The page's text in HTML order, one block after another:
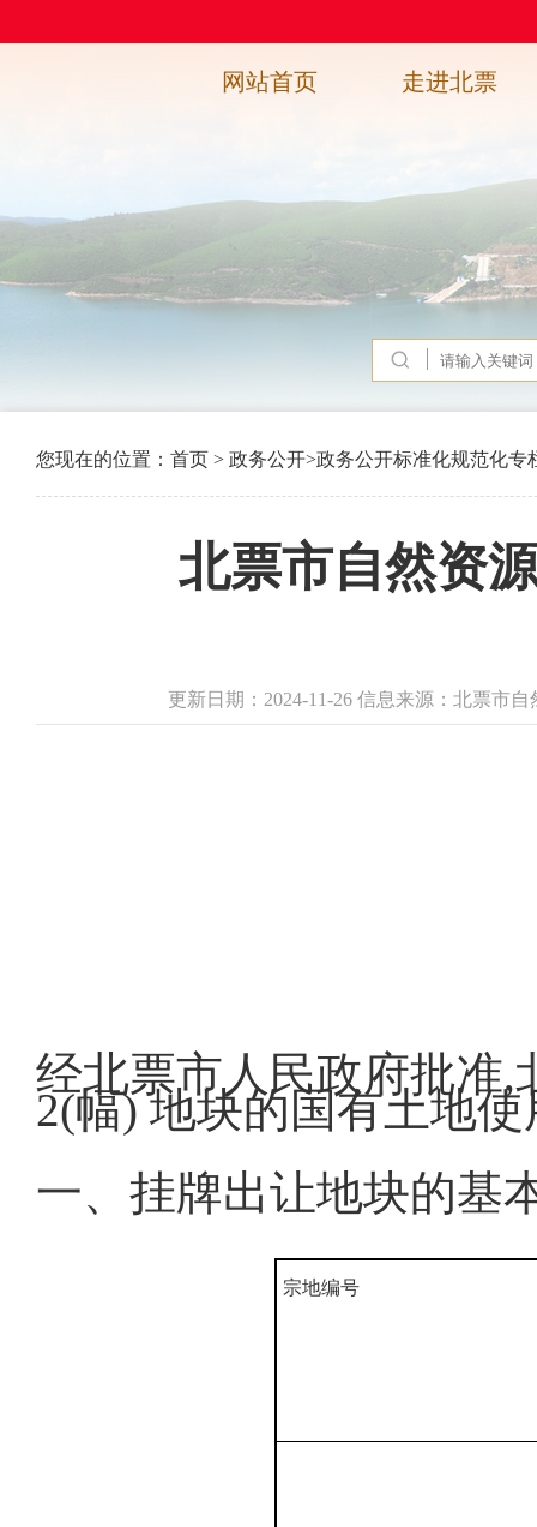
网站首页 走进北票
您现在的位置： 首页 > 政务公开>政务公开标准化规范化专
北票市自然资
更新日期：2024-11-26 信息来源：北票市
经北票市人民政府批准,
2(幅) 地块的国有土地
一、挂牌出让地块的基
宗地编号